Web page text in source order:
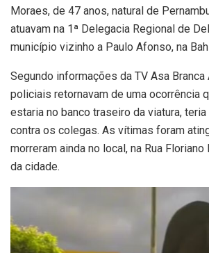
Moraes, de 47 anos, natural de
atuavam na 1ª Delegacia Regional de
município vizinho a Paulo Afonso, na
Segundo informações da TV Asa
policiais retornavam de uma ocorrência
estaria no banco traseiro da viatura,
contra os colegas. As vítimas foram
morreram ainda no local, na Rua
da cidade.